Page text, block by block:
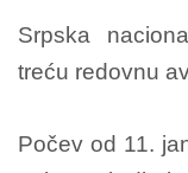
Srpska
treću redovnu
Počev od 11.